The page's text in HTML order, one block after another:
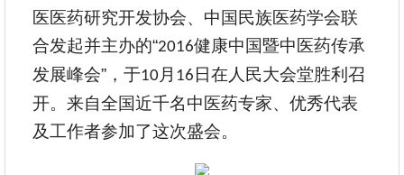
医医药研究开发协会、中国民族医药学会联
合发起并主办的“2016健康中国暨中医药传承
发展峰会”，于10 月 16 日在人民大会堂胜利召
开。来自全国近千名中医药专家、优秀代表
及工作者参加了这次盛会。